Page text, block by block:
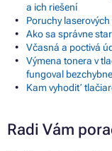
a ich riešení
Poruchy
Ako sa správne
Včasná a poctivá
Výmena tonera v
fungoval
Kam vyhodiť
Radi Vám